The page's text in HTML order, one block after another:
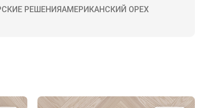
РЕШЕНИЯАМЕРИКАНСКИЙ ОРЕХ